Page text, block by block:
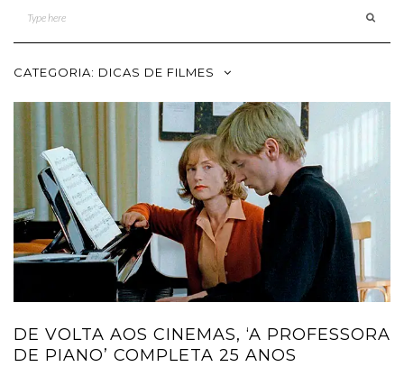
CATEGORIA: DICAS DE FILMES
DE VOLTA AOS CINEMAS, ‘A PROFESSORA
DE PIANO’ COMPLETA 25 ANOS